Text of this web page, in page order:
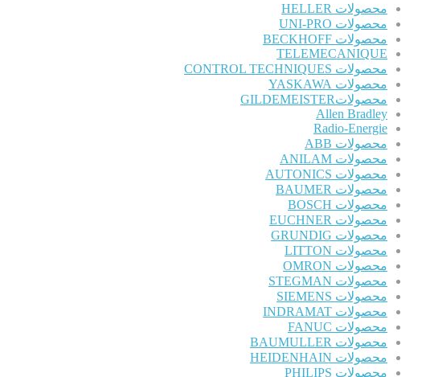
محصولات HELLER
محصولات UNI-PRO
محصولات BECKHOFF
TELEMECANIQUE
محصولات CONTROL TECHNIQUES
محصولات YASKAWA
محصولاتGILDEMEISTER
Allen Bradley
Radio-Energie
محصولات ABB
محصولات ANILAM
محصولات AUTONICS
محصولات BAUMER
محصولات BOSCH
محصولات EUCHNER
محصولات GRUNDIG
محصولات LITTON
محصولات OMRON
محصولات STEGMAN
محصولات SIEMENS
محصولات INDRAMAT
محصولات FANUC
محصولات BAUMULLER
محصولات HEIDENHAIN
محصولات PHILIPS